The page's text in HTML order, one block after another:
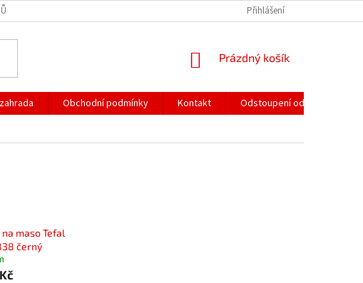
Přihlášení
NÁKUPNÍ
Prázdný košík
Obchodní podmínky Kontakt
Odstoupení od smlouvy
maso Tefal
černý